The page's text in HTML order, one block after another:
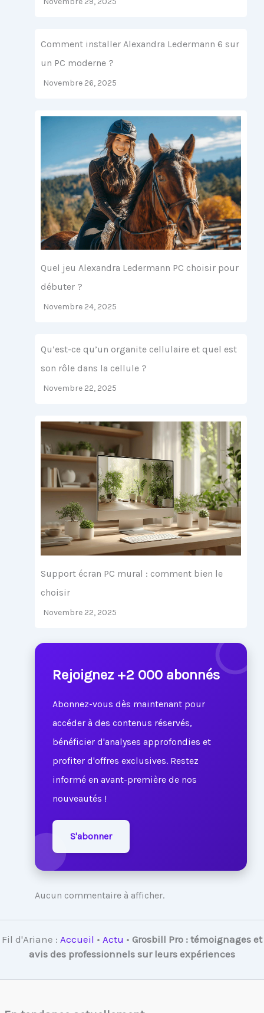
Comment installer Alexandra Ledermann 6 sur
un PC moderne ?
Novembre 26, 2025
Quel jeu Alexandra Ledermann PC choisir pour
débuter ?
Novembre 24, 2025
Qu’est-ce qu’un organite cellulaire et quel est
son rôle dans la cellule ?
Novembre 22, 2025
Support écran PC mural : comment bien le
choisir
Novembre 22, 2025
Rejoignez +2 000 abonnés
Abonnez-vous dès maintenant pour
accéder à des contenus réservés,
bénéficier d'analyses approfondies et
profiter d'offres exclusives. Restez
informé en avant-première de nos
nouveautés !
S'abonner
Aucun commentaire à afficher.
Fil d'Ariane : Accueil • Actu • Grosbill Pro : témoignages et
avis des professionnels sur leurs expériences